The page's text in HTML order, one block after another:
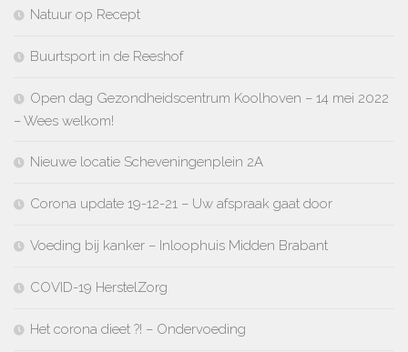
Natuur op Recept
Buurtsport in de Reeshof
Open dag Gezondheidscentrum Koolhoven – 14 mei 2022
– Wees welkom!
Nieuwe locatie Scheveningenplein 2A
Corona update 19-12-21 – Uw afspraak gaat door
Voeding bij kanker – Inloophuis Midden Brabant
COVID-19 HerstelZorg
Het corona dieet ?! – Ondervoeding